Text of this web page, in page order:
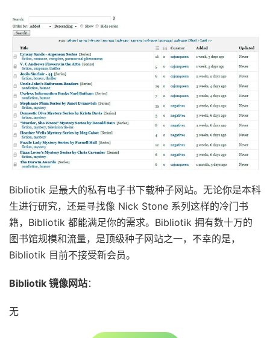
Bibliotik 是最大的私有电子书下载种子网站。无论你是本科
生进行研究，还是寻找像 Nick Stone 系列这样的冷门书
籍，Bibliotik 都能满足你的需求。Bibliotik 拥有数十万的
图书馆规模和流量，是顶级种子网站之一，不幸的是，
Bibliotik 目前不接受新会员。
Bibliotik 镜像网站：
无